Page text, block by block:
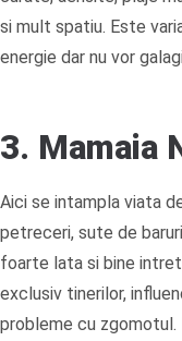
si mult spatiu. Este
energie dar nu vor
3. Mamaia
Aici se intampla viata
petreceri, sute de
foarte lata si bine
exclusiv tinerilor,
probleme cu zgomotul.